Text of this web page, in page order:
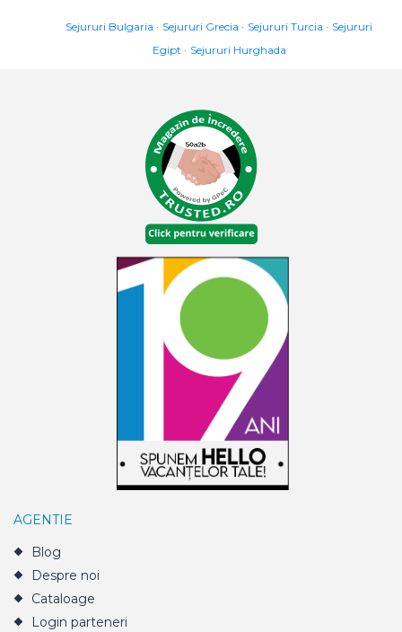
Sejururi Bulgaria Sejururi Grecia Sejururi Turcia
Sejururi
Egipt
Sejururi Hurghada
AGENTIE
Blog
Despre noi
Cataloage
Login parteneri